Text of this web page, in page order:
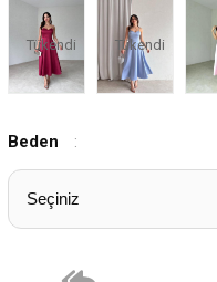
Tükendi Tükendi
Beden :